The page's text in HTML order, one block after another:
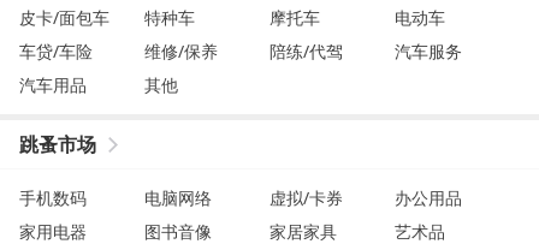
皮卡/面包车
特种车 摩托车
电动车
车贷/车险
维修/保养 陪练/代驾
汽车服务
汽车用品
其他
跳蚤市场
手机数码 电脑网络 虚拟/卡券
办公用品
家用电器
图书音像 家居家具
艺术品